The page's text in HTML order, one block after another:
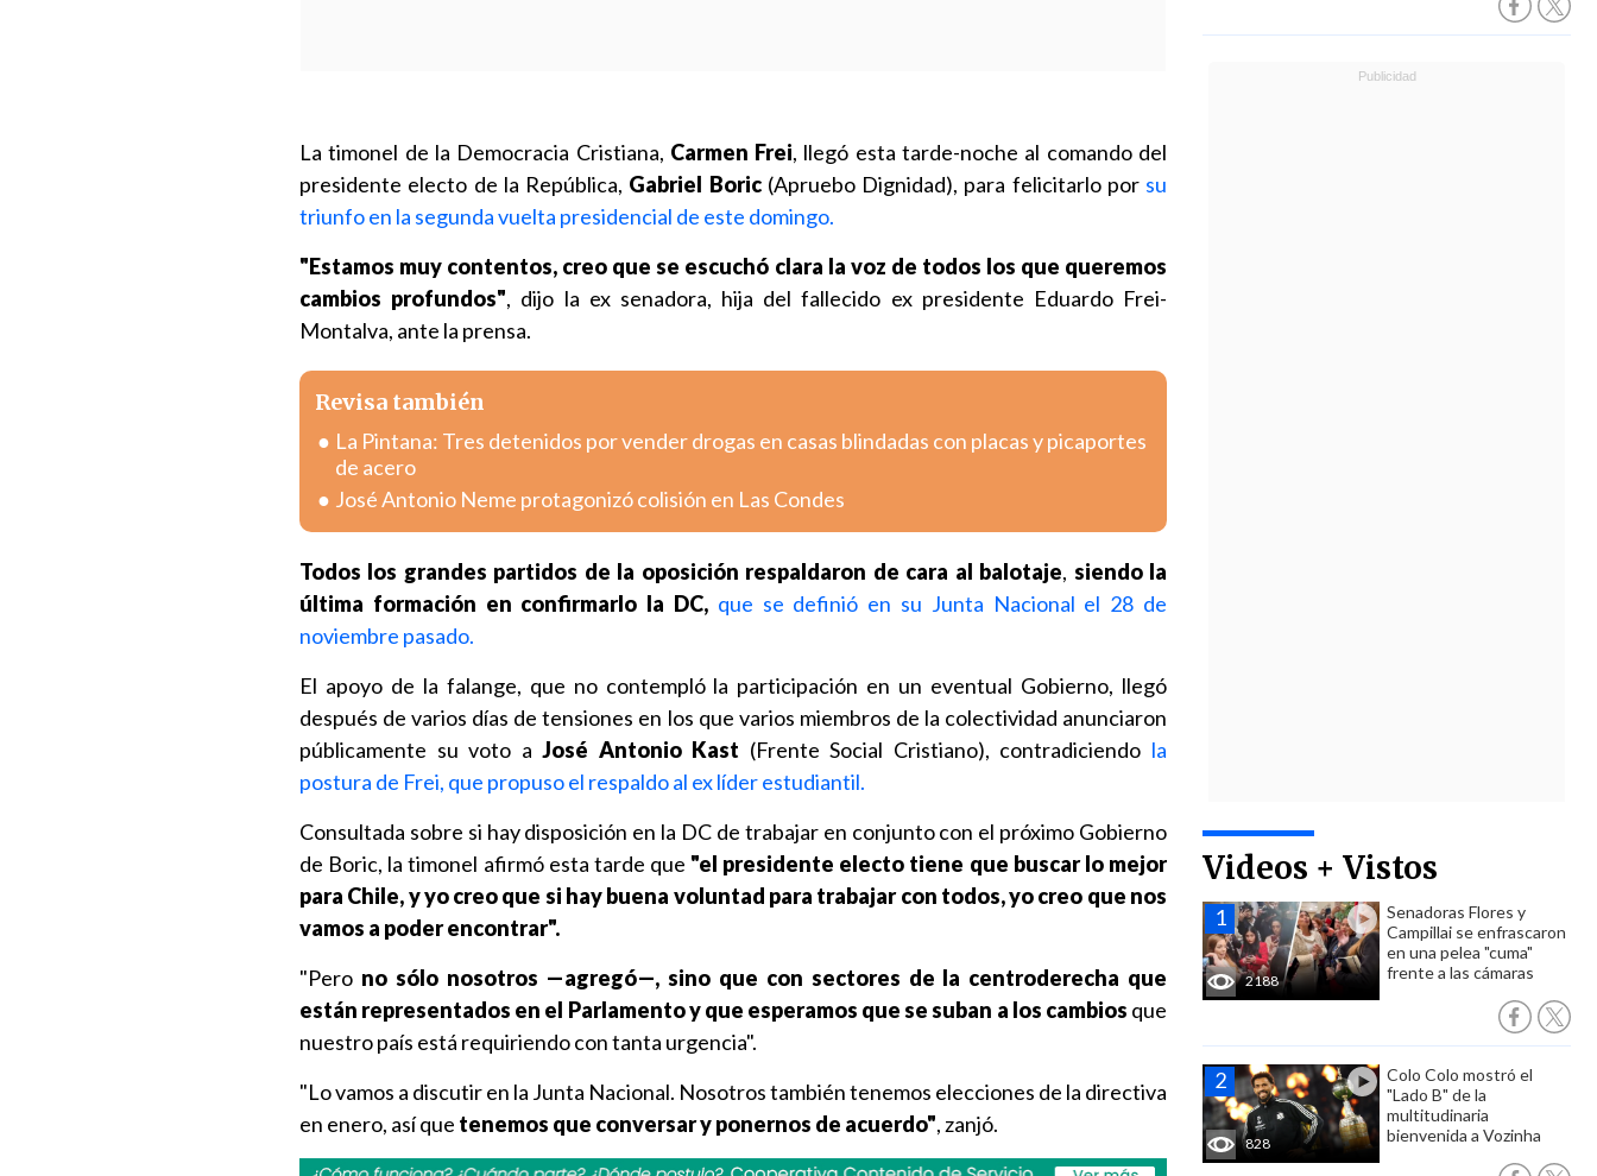
Videos + Vistos
2188
Senadoras Flores y
Campillai se enfrascaron
en una pelea "cuma"
frente a las cámaras
828
Colo Colo mostró el
"Lado B" de la
multitudinaria
bienvenida a Vozinha
La timonel de la Democracia Cristiana, Carmen Frei, llegó esta tarde-noche al comando del
presidente electo de la República, Gabriel Boric(Apruebo Dignidad), para felicitarlo por su
triunfo en la segunda vuelta presidencial de este domingo.
"Estamos muy contentos, creo que se escuchó clara la voz de todos los que queremos
cambios profundos", dijo la ex senadora, hija del fallecido ex presidente Eduardo Frei-
Montalva, ante la prensa.
Revisa también
La Pintana: Tres detenidos por vender drogas en casas blindadas con placas y picaportes
de acero
José Antonio Neme protagonizó colisión en Las Condes
Todos los grandes partidos de la oposición respaldaron de cara al balotaje, siendo la
última formación en confirmarlo la DC, que se definió en su Junta Nacional el 28 de
noviembre pasado.
El apoyo de la falange, que no contempló la participación en un eventual Gobierno, llegó
después de varios días de tensiones en los que varios miembros de la colectividad anunciaron
públicamente su voto aJosé Antonio Kast (Frente Social Cristiano), contradiciendo la
postura de Frei, que propuso el respaldo al ex líder estudiantil.
Consultada sobre si hay disposición en la DC de trabajar en conjunto con el próximo Gobierno
de Boric, la timonel afirmó esta tarde que "el presidente electo tiene que buscar lo mejor
para Chile, y yo creo que si hay buena voluntad para trabajar con todos, yo creo que nos
vamos a poder encontrar".
"Pero no sólo nosotros —agregó—, sino que con sectores de la centroderecha que
están representados en el Parlamento y que esperamos que se suban a los cambios que
nuestro país está requiriendo con tanta urgencia".
"Lo vamos a discutir en la Junta Nacional. Nosotros también tenemos elecciones de la directiva
en enero, así que tenemos que conversar y ponernos de acuerdo", zanjó.